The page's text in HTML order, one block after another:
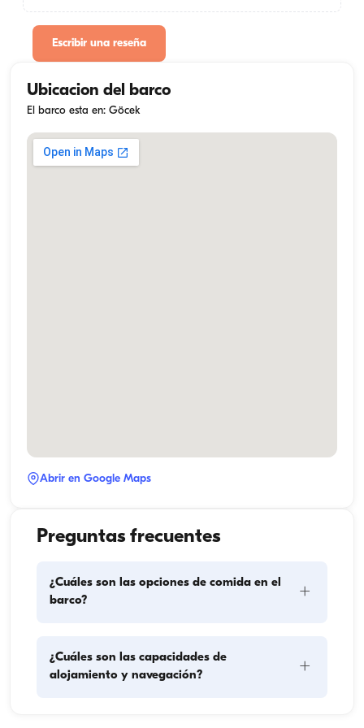
Escribir una reseña
Ubicacion del barco
El barco esta en: Göcek
Abrir en Google Maps
Preguntas frecuentes
¿Cuáles son las opciones de comida en el
barco?
+
dos componentes principales: la compra de
provisiones y la preparación de los alimentos. Los
¿Cuáles son las capacidades de
alojamiento y navegación?
+